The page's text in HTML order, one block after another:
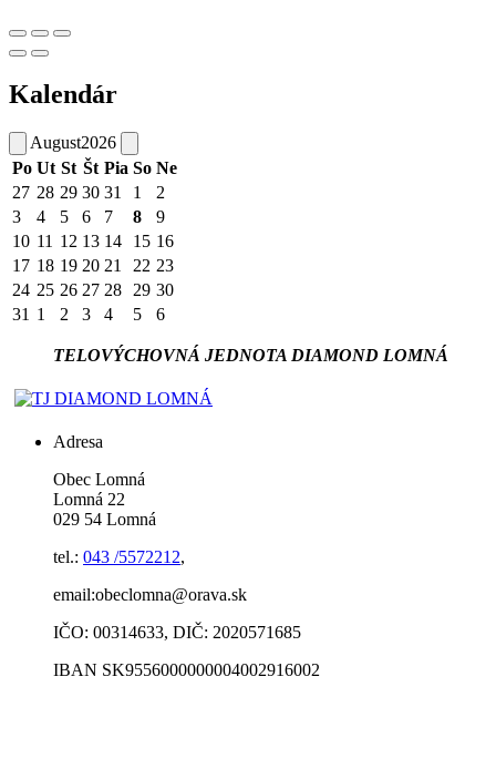
Kalendár
August2026
Po Ut St Št Pia So Ne
27 28 29 30 31 1
2
3
4 5 6 7 8
9
10 11 12 13 14 15 16
17 18 19 20 21 22 23
24 25 26 27 28 29 30
31 1 2 3 4 5 6
TELOVÝCHOVNÁ JEDNOTA DIAMOND LOMNÁ
Adresa
Obec Lomná
Lomná 22
029 54 Lomná
tel.: 043 /5572212,
email:obeclomna@orava.sk
IČO: 00314633, DIČ: 2020571685
IBAN SK9556000000004002916002